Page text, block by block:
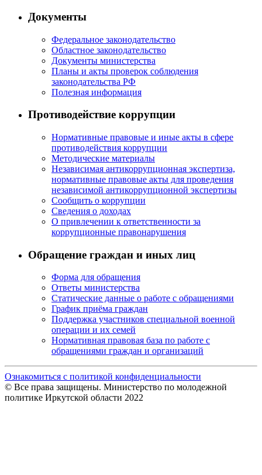
Документы
Федеральное законодательство
Областное законодательство
Документы министерства
Планы и акты проверок соблюдения
законодательства РФ
Полезная информация
Противодействие коррупции
Нормативные правовые и иные акты в сфере
противодействия коррупции
Методические материалы
Независимая антикоррупционная экспертиза,
нормативные правовые акты для проведения
независимой антикоррупционной экспертизы
Сообщить о коррупции
Сведения о доходах
О привлечении к ответственности за
коррупционные правонарушения
Обращение граждан и иных лиц
Форма для обращения
Ответы министерства
Статические данные о работе с обращениями
График приёма граждан
Поддержка участников специальной военной
операции и их семей
Нормативная правовая база по работе с
обращениями граждан и организаций
Ознакомиться с политикой конфиденциальности
© Все права защищены. Министерство по молодежной
политике Иркутской области 2022